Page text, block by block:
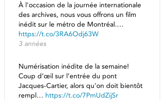
À l'occasion de la journée internationale
des archives, nous vous offrons un film
inédit sur le métro de Montréal.…
https://t.co/3RA6Odj63W
3 années
Numérisation inédite de la semaine!
Coup d’œil sur l’entrée du pont
Jacques-Cartier, alors qu'on doit bientôt
rempl… https://t.co/7PmUdZijSr